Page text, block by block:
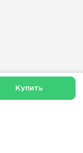
Купить